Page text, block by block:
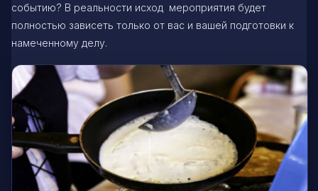
событию? В реальности исход мероприятия будет
полностью зависеть только от вас и вашей подготовки к
намеченному делу.